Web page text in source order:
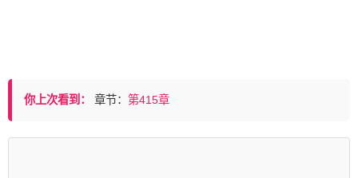
你上次看到： 章节： 第415章